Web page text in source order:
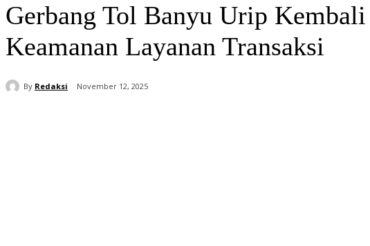
Gerbang Tol Banyu Urip
Keamanan Layanan Transaksi
By Redaksi November 12, 2025